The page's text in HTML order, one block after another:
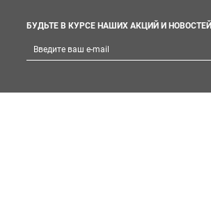
БУДЬТЕ В КУРСЕ НАШИХ АКЦИЙ И НОВОСТЕЙ